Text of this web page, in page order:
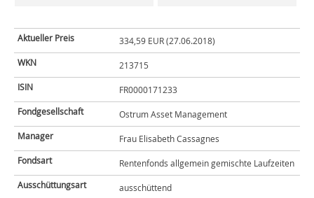
Aktueller Preis
334,59 EUR (27.06.2018)
WKN
213715
ISIN
FR0000171233
Fondgesellschaft
Ostrum Asset Management
Manager
Frau Elisabeth Cassagnes
Fondsart
Rentenfonds allgemein gemischte Laufzeiten
Ausschüttungsart
ausschüttend